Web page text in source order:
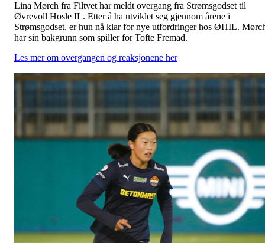
Lina Mørch fra Filtvet har meldt overgang fra Strømsgodset til
Øvrevoll Hosle IL. Etter å ha utviklet seg gjennom årene i
Strømsgodset, er hun nå klar for nye utfordringer hos ØHIL.
har sin bakgrunn som spiller for Tofte Fremad.
Les mer om overgangen og reaksjonene her